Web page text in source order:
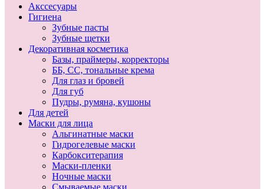
Акссесуары
Гигиена
Зубные пасты
Зубные щетки
Декоративная косметика
Базы, праймеры, корректоры
ББ, СС, тональные крема
Для глаз и бровей
Для губ
Пудры, румяна, кушоны
Для детей
Маски для лица
Альгинатные маски
Гидрогелевые маски
Карбокситерапия
Маски-пленки
Ночные маски
Смываемые маски